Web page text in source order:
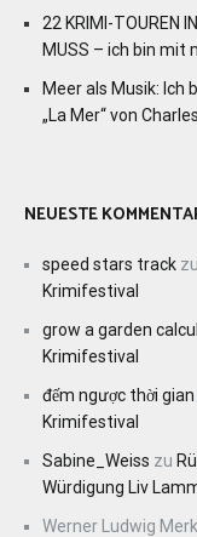
22 KRIMI-TOUREN
MUSS – ich bin mit
Meer als Musik: Ich
„La Mer“ von
NEUESTE
speed stars track zu
Krimifestival
grow a garden
Krimifestival
đếm ngược thời gian
Krimifestival
Sabine_Weiss zu
Würdigung Liv
Werner Ludwig